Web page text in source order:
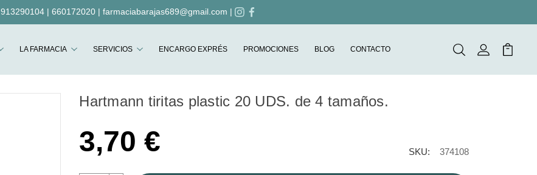
913290104| 660172020| farmaciabarajas689@gmail.com |
LA FARMACIA SERVICIOS ENCARGO EXPRÉS PROMOCIONES BLOG CONTACTO BuscarMi Cuenta
Mi
Hartmann tiritas plastic 20 UDS. de 4 tamaños.
3,70 € SKU: 374108